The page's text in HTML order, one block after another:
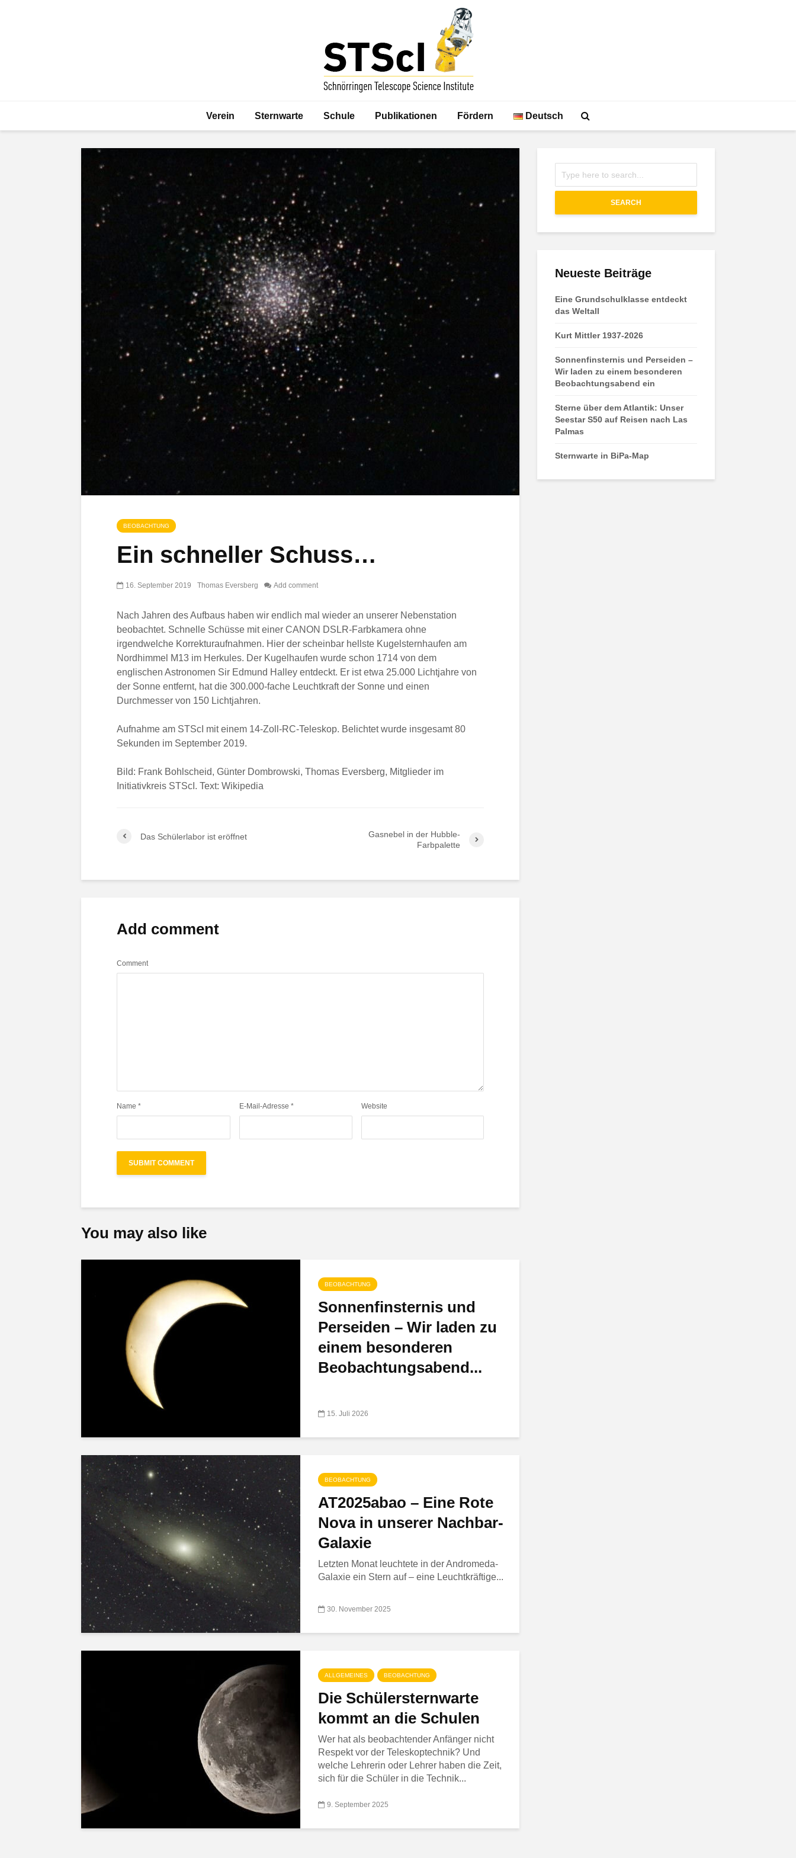
Verein Sternwarte Schule Publikationen Fördern Deutsch
BEOBACHTUNG
Ein schneller Schuss…
16. September 2019 Thomas Eversberg Add comment
Nach Jahren des Aufbaus haben wir endlich mal wieder an unserer Nebenstation
beobachtet. Schnelle Schüsse mit einer CANON DSLR-Farbkamera ohne
irgendwelche Korrekturaufnahmen. Hier der scheinbar hellste Kugelsternhaufen am
Nordhimmel M13 im Herkules. Der Kugelhaufen wurde schon 1714 von dem
englischen Astronomen Sir Edmund Halley entdeckt. Er ist etwa 25.000 Lichtjahre von
der Sonne entfernt, hat die 300.000-fache Leuchtkraft der Sonne und einen
Durchmesser von 150 Lichtjahren.
Aufnahme am STScI mit einem 14-Zoll-RC-Teleskop. Belichtet wurde insgesamt 80
Sekunden im September 2019.
Bild: Frank Bohlscheid, Günter Dombrowski, Thomas Eversberg, Mitglieder im
Initiativkreis STScI. Text: Wikipedia
Das Schülerlabor ist eröffnet
Gasnebel in der Hubble-
Farbpalette
Add comment
Comment
Name * E-Mail-Adresse * Website
You may also like
BEOBACHTUNG
Sonnenfinsternis und
Perseiden – Wir laden zu
einem besonderen
Beobachtungsabend...
15. Juli 2026
BEOBACHTUNG
AT2025abao – Eine Rote
Nova in unserer Nachbar-
Galaxie
Letzten Monat leuchtete in der Andromeda-
Galaxie ein Stern auf – eine Leuchtkräftige...
30. November 2025
ALLGEMEINES BEOBACHTUNG
Die Schülersternwarte
kommt an die Schulen
Wer hat als beobachtender Anfänger nicht
Respekt vor der Teleskoptechnik? Und
welche Lehrerin oder Lehrer haben die Zeit,
sich für die Schüler in die Technik...
9. September 2025
SEARCH
Neueste Beiträge
Eine Grundschulklasse entdeckt
das Weltall
Kurt Mittler 1937-2026
Sonnenfinsternis und Perseiden –
Wir laden zu einem besonderen
Beobachtungsabend ein
Sterne über dem Atlantik: Unser
Seestar S50 auf Reisen nach Las
Palmas
Sternwarte in BiPa-Map